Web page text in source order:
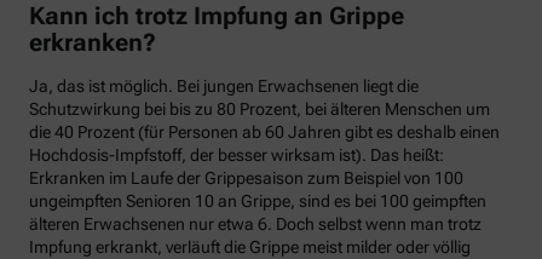
Kann ich trotz Impfung an Grippe
erkranken?
Ja, das ist möglich. Bei jungen Erwachsenen liegt die
Schutzwirkung bei bis zu 80 Prozent, bei älteren Menschen um
die 40 Prozent (für Personen ab 60 Jahren gibt es deshalb einen
Hochdosis-Impfstoff, der besser wirksam ist). Das heißt:
Erkranken im Laufe der Grippesaison zum Beispiel von 100
ungeimpften Senioren 10 an Grippe, sind es bei 100 geimpften
älteren Erwachsenen nur etwa 6. Doch selbst wenn man trotz
Impfung erkrankt, verläuft die Grippe meist milder oder völlig